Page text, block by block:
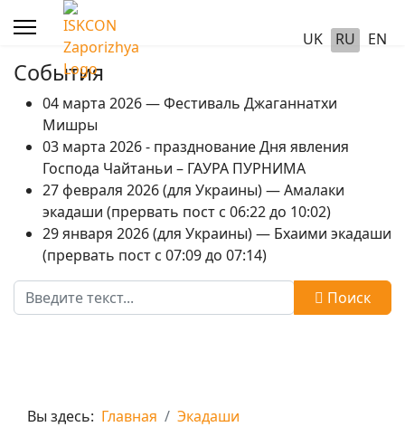
UK RU EN
События
04 марта 2026 — Фестиваль Джаганнатхи
Мишры
03 марта 2026 - празднование Дня явления
Господа Чайтаньи – ГАУРА ПУРНИМА
27 февраля 2026 (для Украины) — Амалаки
экадаши (прервать пост с 06:22 до 10:02)
29 января 2026 (для Украины) — Бхаими экадаши
(прервать пост с 07:09 до 07:14)
Поиск
Поиск
Вы здесь: Главная
Экадаши